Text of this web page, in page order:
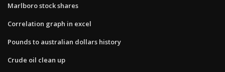
Marlboro stock shares
Correlation graph in excel
Pounds to australian dollars history
Crude oil clean up